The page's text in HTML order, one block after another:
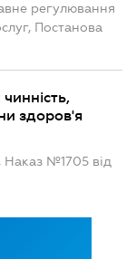
регулювання
Постанова
здоров'я
Наказ №1705 від